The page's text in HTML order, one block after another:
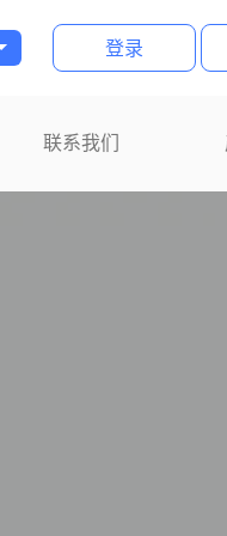
登录
联系我们